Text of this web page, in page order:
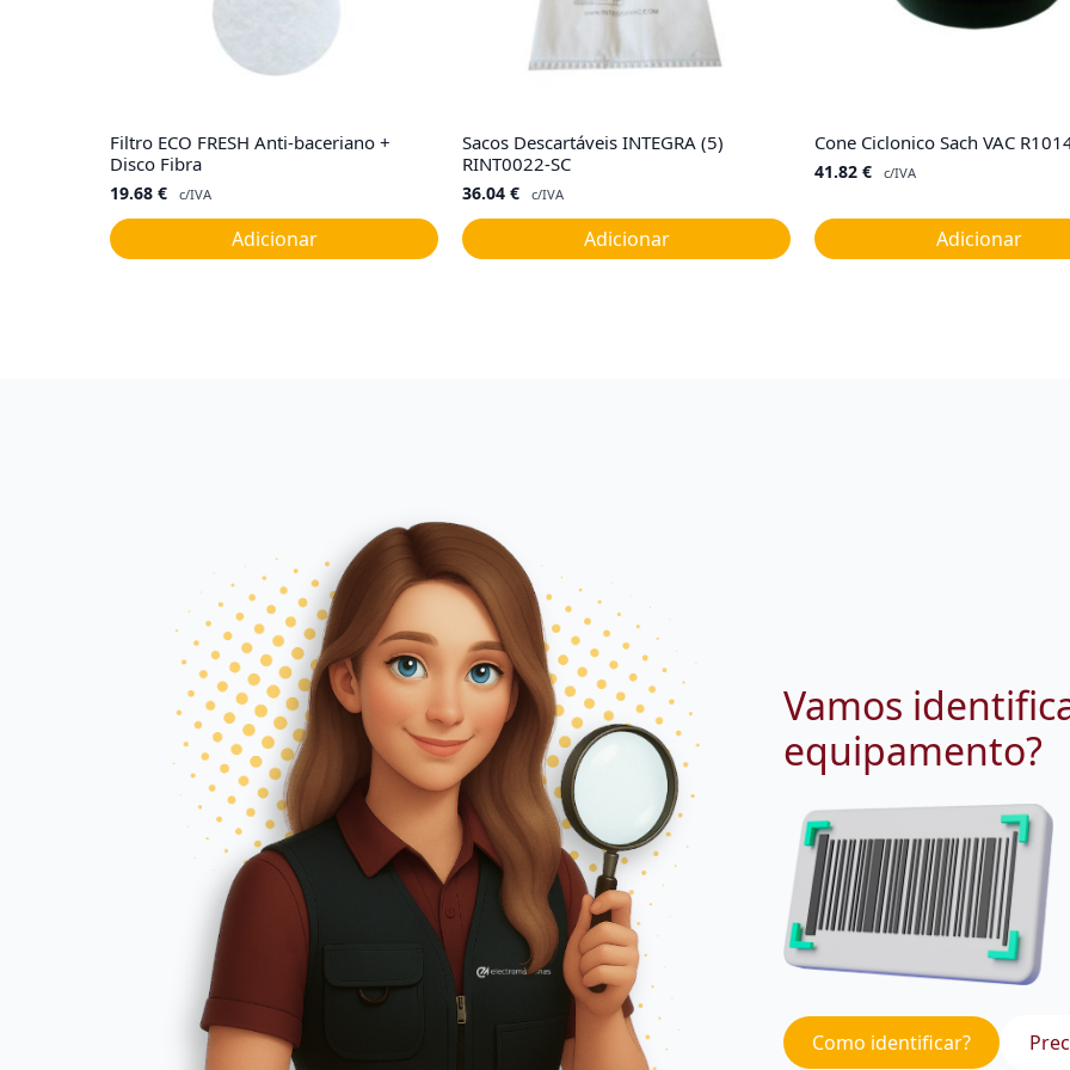
Filtro ECO FRESH Anti-baceriano +
Disco Fibra
19.68 € c/IVA
Adicionar
Sacos Descartáveis INTEGRA (5)
RINT0022-SC
36.04 € c/IVA
Adicionar
Cone Ciclonico Sach VAC
41.82 € c/IVA
Adicionar
Vamos
equipamento?
Como identificar?